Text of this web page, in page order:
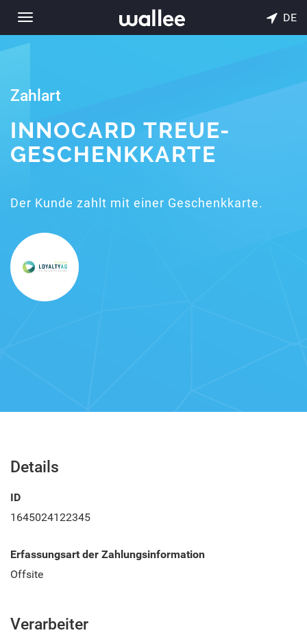
Toggle
navigation
DE
Zahlart
INNOCARD TREUE-
GESCHENKKARTE
Der Kunde zahlt mit einer Geschenkkarte.
Details
ID
1645024122345
Erfassungsart der Zahlungsinformation
Offsite
Verarbeiter